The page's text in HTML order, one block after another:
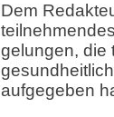
Dem
gelungen, die
aufgegeben